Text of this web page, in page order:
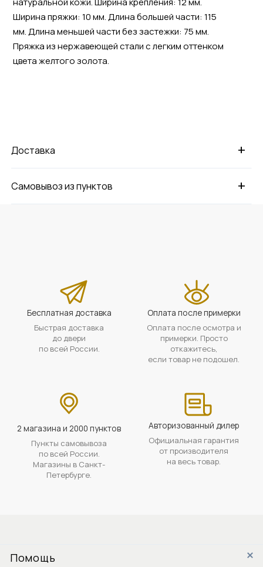
Ширина пряжки: 10 мм. Длина большей части: 115
мм. Длина меньшей части без застежки: 75 мм.
Пряжка из нержавеющей стали с легким оттенком
цвета желтого золота.
+
Доставка
+
Самовывоз из пунктов
Бесплатная доставка
Быстрая доставка
до двери
по всей России.
Оплата после примерки
Оплата после осмотра и
примерки. Просто
откажитесь,
если товар не подошел.
2 магазина и 2000 пунктов
Пункты самовывоза
по всей России.
Магазины в Санкт-
Петербурге.
Авторизованный дилер
Официальная гарантия
от производителя
на весь товар.
Помощь